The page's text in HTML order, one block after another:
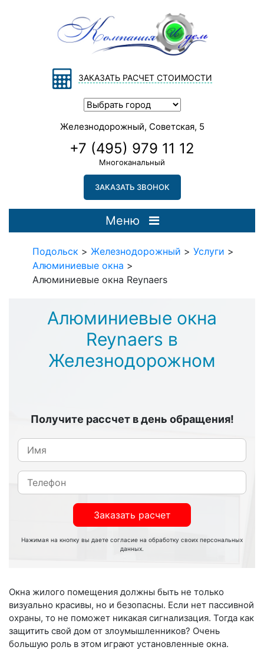
ЗАКАЗАТЬ РАСЧЕТ СТОИМОСТИ
Железнодорожный, Советская, 5
+7 (495) 979 11 12
Многоканальный
ЗАКАЗАТЬ ЗВОНОК
Меню
Подольск > Железнодорожный > Услуги >
Алюминиевые окна >
Алюминиевые окна Reynaers
Алюминиевые окна
Reynaers в
Железнодорожном
Получите рассчет в день обращения!
Заказать расчет
Нажимая на кнопку вы даете согласие на обработку своих персональных
данных.
Окна жилого помещения должны быть не только
визуально красивы, но и безопасны. Если нет пассивной
охраны, то не поможет никакая сигнализация. Тогда как
защитить свой дом от злоумышленников? Очень
большую роль в этом играют установленные окна.